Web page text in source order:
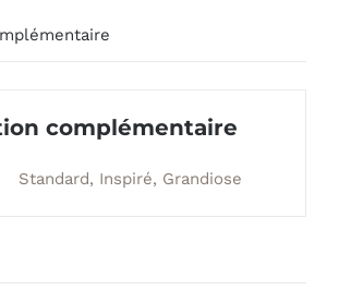
complémentaire
Standard, Inspiré, Grandiose